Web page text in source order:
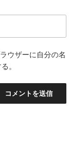
ウザーに自分の名
。